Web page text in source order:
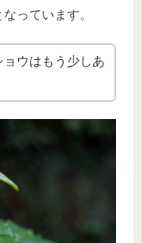
っています。
ウはもう少しあ